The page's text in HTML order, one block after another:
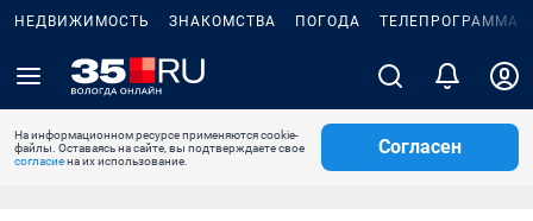
НЕДВИЖИМОСТЬ ЗНАКОМСТВА ПОГОДА ТЕЛЕПРОГРАММА
На информационном ресурсе применяются cookie-
файлы. Оставаясь на сайте, вы подтверждаете свое
согласиена их использование.
Согласен